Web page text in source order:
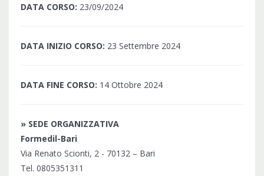
DATA CORSO: 23/09/2024
DATA INIZIO CORSO: 23 Settembre 2024
DATA FINE CORSO: 14 Ottobre 2024
» SEDE ORGANIZZATIVA
Formedil-Bari
Via Renato Scionti, 2 - 70132 – Bari
Tel. 0805351311